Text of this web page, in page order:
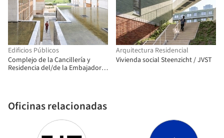
Edificios Públicos
Complejo de la Cancillería y
Residencia del/de la Embajador/a
Oficinas relacionadas
Arquitectura Residencial
Vivienda social Steenzicht / JVST